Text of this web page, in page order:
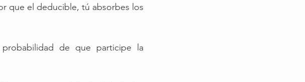
que el deducible, tú absorbes los
de que participe la